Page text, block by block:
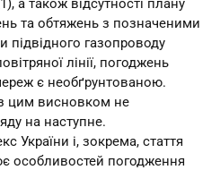
а також відсутності плану
та обтяжень з позначеними
газопроводу
лінії, погоджень
є необґрунтованою.
цим висновком не
на наступне.
України і, зокрема, стаття
особливостей погодження